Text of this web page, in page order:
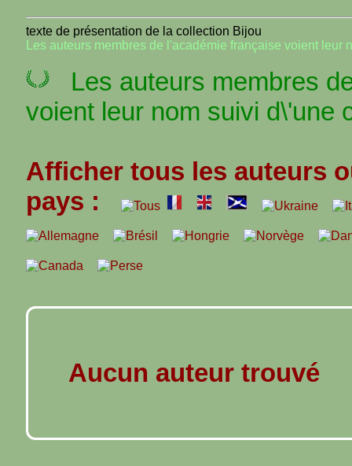
texte de présentation de la collection Bijou
Les auteurs membres de l'académie française voient leur
Les auteurs membres
voient leur nom suivi d\'une
Afficher tous les auteurs
pays :
Aucun auteur trouvé